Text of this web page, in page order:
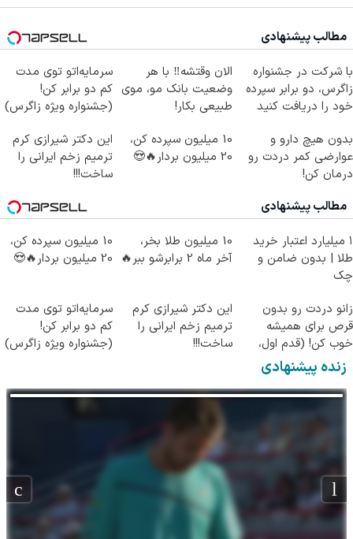
مطالب پیشنهادی
با شرکت در جشنواره
زاگرس، دو برابر سپرده
خود را دریافت کنید
الان وقتشه‼️ با هر
وضعیت بانک مو، موی
طبیعی بکار!
سرمایه‌اتو توی مدت
کم دو برابر کن!
(جشنواره ویژه زاگرس)
بدون هیچ دارو و
عوارضی کمر دردت رو
درمان کن!
10 میلیون سپرده کن،
20 میلیون بردار🔥😍
این دکتر شیرازی کرم
ترمیم زخم ایرانی را
ساخت!!!
مطالب پیشنهادی
۱ میلیارد اعتبار خرید
طلا | بدون ضامن و
چک
10 میلیون طلا بخر،
آخر ماه 2 برابرشو ببر🔥
10 میلیون سپرده کن،
20 میلیون بردار🔥😍
زانو دردت رو بدون
قرص برای همیشه
خوب کن! (قدم اول،
پرسش‌نامه)
این دکتر شیرازی کرم
ترمیم زخم ایرانی را
ساخت!!!
سرمایه‌اتو توی مدت
کم دو برابر کن!
(جشنواره ویژه زاگرس)
زنده پیشنهادی